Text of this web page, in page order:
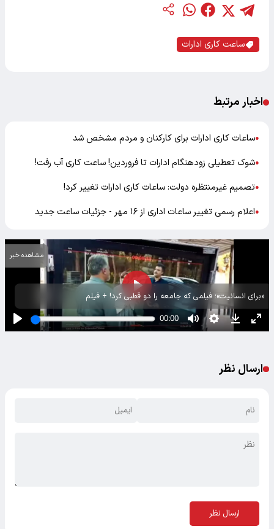
ساعت کاری ادارات
اخبار مرتبط
●ساعات کاری ادارات برای کارکنان و مردم مشخص شد
●شوک تعطیلی زودهنگام ادارات تا فروردین! ساعت کاری آب رفت!
●تصمیم غیرمنتظره دولت: ساعات کاری ادارات تغییر کرد!
●اعلام رسمی تغییر ساعات اداری از ۱۶ مهر - جزئیات ساعت جدید
«برای انسانیت»؛ فیلمی که جامعه را دو قطبی کرد! + فیلم
مشاهده خبر
ارسال نظر
ارسال نظر